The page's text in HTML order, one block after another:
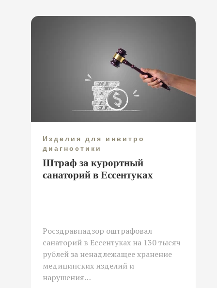
Изделия для инвитро
диагностики
Штраф за курортный
санаторий в Ессентуках
Росздравнадзор оштрафовал
санаторий в Ессентуках на 130 тысяч
рублей за ненадлежащее хранение
медицинских изделий и
нарушения…